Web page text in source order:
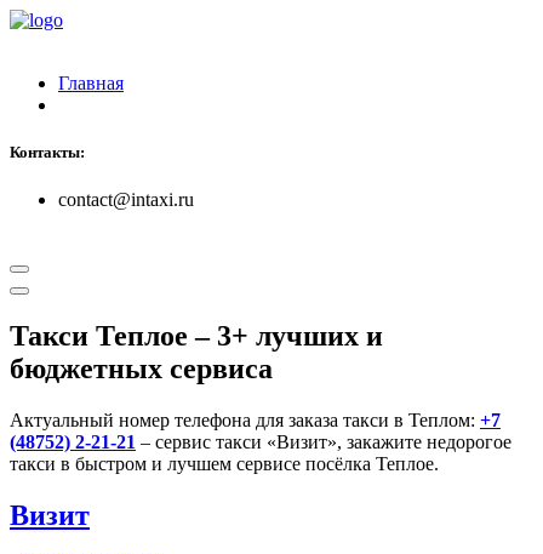
Главная
Контакты:
contact@intaxi.ru
Такси Теплое – 3+ лучших и
бюджетных сервиса
Актуальный номер телефона для заказа такси в Теплом: +7
(48752) 2-21-21 – сервис такси «Визит», закажите недорогое
такси в быстром и лучшем сервисе посёлка Теплое.
Визит